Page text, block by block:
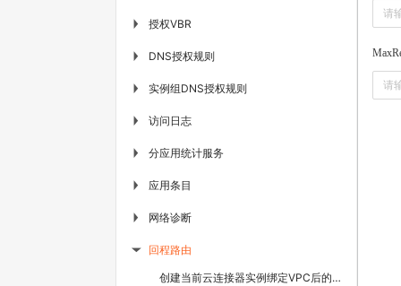
▶ 授权VBR
▶ DNS授权规则
▶ 实例组DNS授权规则
▶ 访问日志
▶ 分应用统计服务
▶ 应用条目
▶ 网络诊断
▶ 回程路由
创建当前云连接器实例绑定VPC后的回程路由